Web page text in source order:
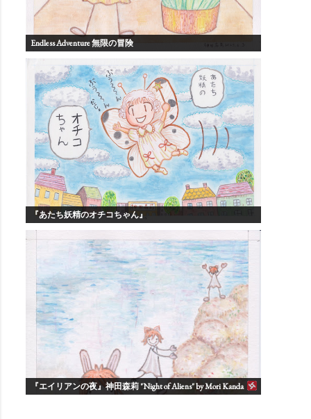
Endless Adventure 無限の冒険
『あたち妖精のオチコちゃん』
『エイリアンの夜』神田森莉 "Night of Aliens" by Mori Kanda